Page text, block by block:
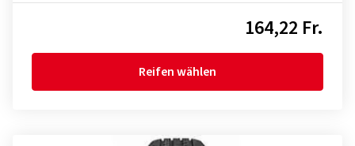
164,22 Fr.
Reifen wählen